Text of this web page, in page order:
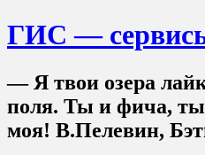
ГИС —
— Я твои озера
поля. Ты и фича, ты
моя! В.Пелевин,